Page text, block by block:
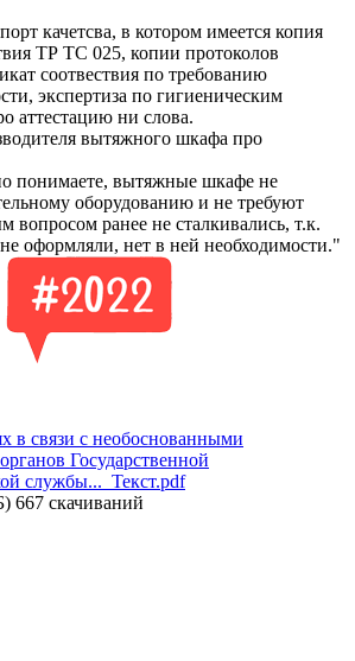
качетсва, в котором имеется копия
ТР ТС 025, копии протоколов
соотвествия по требованию
экспертиза по гигиеническим
аттестацию ни слова.
вытяжного шкафа про
понимаете, вытяжные шкафе не
оборудованию и не требуют
вопросом ранее не сталкивались, т.к.
оформляли, нет в ней необходимости."
в связи с необоснованными
Государственной
службы..._Текст.pdf
667 скачиваний